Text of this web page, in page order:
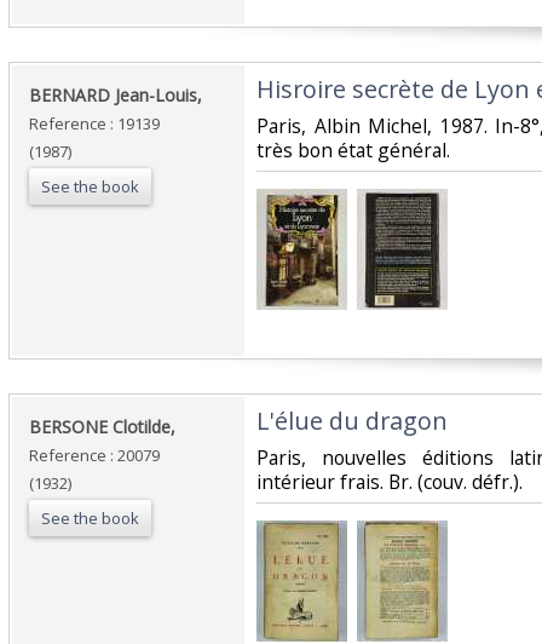
‎BERNARD Jean-Louis,‎
Reference : 19139
(1987)
See the book
‎Hisroire secrète de
‎Paris, Albin Michel, 1987. In-
très bon état général.‎
‎BERSONE Clotilde,‎
Reference : 20079
(1932)
See the book
‎L'élue du dragon‎
‎Paris, nouvelles éditions
intérieur frais. Br. (couv. défr.).‎